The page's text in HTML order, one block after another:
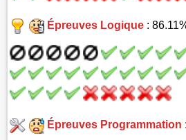
Épreuves Logique:
Épreuves Programmation